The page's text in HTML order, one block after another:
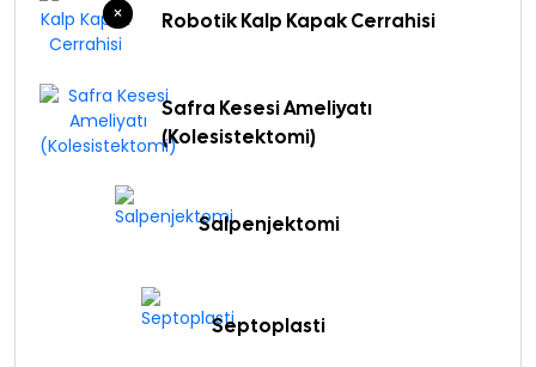
Robotik Kalp Kapak Cerrahisi
Safra Kesesi Ameliyatı
(Kolesistektomi)
Salpenjektomi
Septoplasti
×